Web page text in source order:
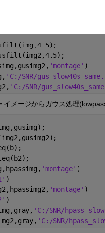
応
'montage' )
'C:/SNR/
'C:/SNR/
イメージからガウス処理
'montage' )
)
'montage' )
)
'C:/SNR/
'C:/SNR/